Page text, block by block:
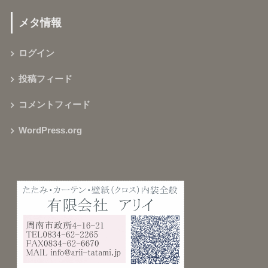
メタ情報
ログイン
投稿フィード
コメントフィード
WordPress.org